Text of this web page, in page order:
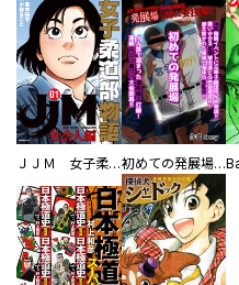
ＪＪＭ 女子柔道部物語 社会人編 初めての発展場 【白抜き修正版】